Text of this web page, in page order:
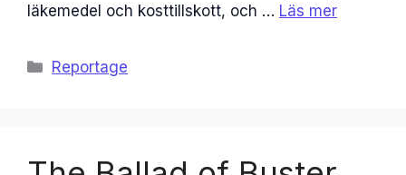
läkemedel och kosttillskott, och … Läs mer
Kategorier
Reportage